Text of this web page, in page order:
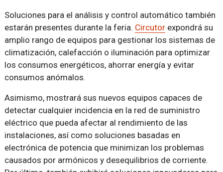
Soluciones para el análisis y control automático también
estarán presentes durante la feria. Circutorexpondrá su
amplio rango de equipos para gestionar los sistemas de
climatización, calefacción o iluminación para optimizar
los consumos energéticos, ahorrar energía y evitar
consumos anómalos.
Asimismo, mostrará sus nuevos equipos capaces de
detectar cualquier incidencia en la red de suministro
eléctrico que pueda afectar al rendimiento de las
instalaciones, así como soluciones basadas en
electrónica de potencia que minimizan los problemas
causados por armónicos y desequilibrios de corriente.